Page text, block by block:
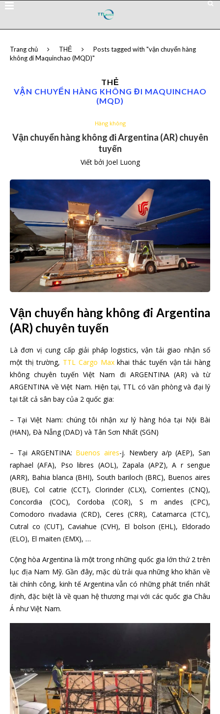
Trang chủ THẺ
Posts tagged with "vận chuyển hàng
không đi Maquinchao (MQD)"
THẺ
VẬN CHUYỂN HÀNG KHÔNG ĐI MAQUINCHAO
(MQD)
Hàng không
Vận chuyển hàng không đi Argentina (AR) chuyên
tuyến
Viết bởi Joel Luong
Vận chuyển hàng không đi Argentina
(AR) chuyên tuyến
Là đơn vị cung cấp giải pháp logistics, vận tải giao nhận số
một thị trường, TTL Cargo Maxkhai thác tuyến vận tải hàng
không chuyên tuyến Việt Nam đi ARGENTINA (AR) và từ
ARGENTINA về Việt Nam. Hiện tại, TTL có văn phòng và đại lý
tại tất cả sân bay của 2 quốc gia:
– Tại Việt Nam: chúng tôi nhận xư lý hàng hóa tại Nội Bài
(HAN), Đà Nẵng (DAD) và Tân Sơn Nhất (SGN)
– Tại ARGENTINA: Buenos aires-j. Newbery a/p (AEP), San
raphael (AFA), Pso libres (AOL), Zapala (APZ), A r sengue
(ARR), Bahia blanca (BHI), South bariloch (BRC), Buenos aires
(BUE), Col catrie (CCT), Clorinder (CLX), Corrientes (CNQ),
Concordia (COC), Cordoba (COR), S m andes (CPC),
Comodoro rivadavia (CRD), Ceres (CRR), Catamarca (CTC),
Cutral co (CUT), Caviahue (CVH), El bolson (EHL), Eldorado
(ELO), El maiten (EMX), …
Cộng hòa Argentina là một trong những quốc gia lớn thứ 2 trên
lục địa Nam Mỹ. Gần đây, mặc dù trải qua những kho khăn về
tài chính công, kinh tế Argentina vẫn có những phát triển nhất
định, đặc biệt là về quan hệ thương mại với các quốc gia Châu
Á như Việt Nam.